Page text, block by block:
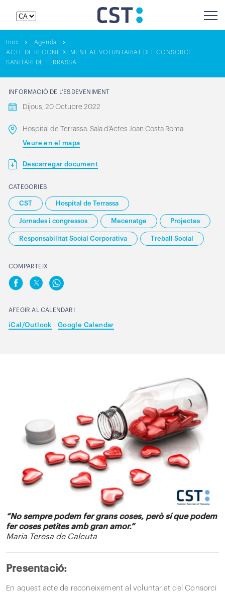
Inici
Agenda
ACTE DE RECONEIXEMENT AL VOLUNTARIAT DEL CONSORCI
SANITARI DE TERRASSA
INFORMACIÓ DE L’ESDEVENIMENT
Dijous, 20 Octubre 2022
Hospital de Terrassa. Sala d'Actes Joan Costa Roma
Veure en el mapa
Descarregar document
CATEGORIES
CST Hospital de Terrassa
Jornades i congressos Mecenatge Projectes
Responsabilitat Social Corporativa Treball Social
COMPARTEIX
AFEGIR AL CALENDARI
iCal/Outlook Google Calendar
“No sempre podem fer grans coses, però sí que podem
fer coses petites amb gran amor.”
Maria Teresa de Calcuta
Presentació:
En aquest acte de reconeixement al voluntariat del Consorci